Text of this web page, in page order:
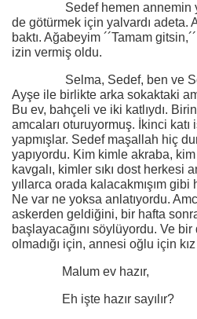
Sedef hemen annemin
de götürmek için yalvardı adeta.
baktı. Ağabeyim ´´Tamam
izin vermiş oldu.
Selma, Sedef, ben ve
Ayşe ile birlikte arka sokaktaki
Bu ev, bahçeli ve iki katlıydı.
amcaları oturuyormuş. İkinci katı
yapmışlar. Sedef maşallah hiç
yapıyordu. Kim kimle akraba,
kavgalı, kimler sıkı dost herkesi
yıllarca orada kalacakmışım gibi
Ne var ne yoksa anlatıyordu.
askerden geldiğini, bir hafta
başlayacağını söylüyordu. Ve bir
olmadığı için, annesi oğlu için
Malum ev hazır,
Eh işte hazır sayılır?